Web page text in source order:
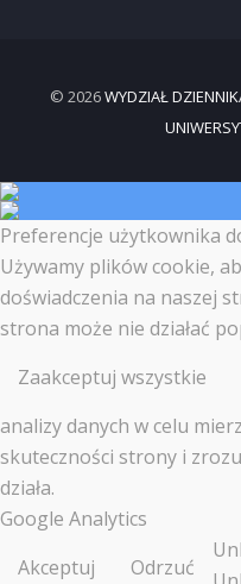
© 2026WYDZIAŁ
Preferencje użytkownika
Używamy plików cookie,
doświadczenia na naszej
strona może nie działać
Zaakceptuj wszystkie
analizy danych w celu
skuteczności strony i
działa.
Google Analytics
Akceptuj
Odrzuć